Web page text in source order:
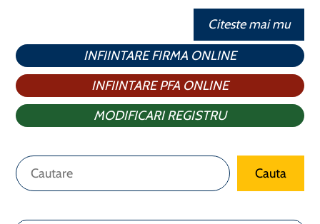
Citeste mai mu
INFIINTARE FIRMA ONLINE
INFIINTARE PFA ONLINE
MODIFICARI REGISTRU
Caută Cauta